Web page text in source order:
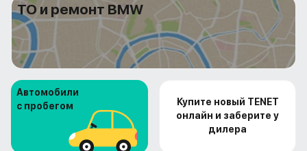
ТО и ремонт BMW
Автомобили
с пробегом
Купите новый TENET
онлайн и заберите у
дилера